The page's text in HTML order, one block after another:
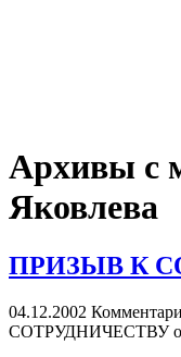
Архивы с
Яковлева
ПРИЗЫВ К
04.12.2002
СОТРУДНИЧЕСТВУ